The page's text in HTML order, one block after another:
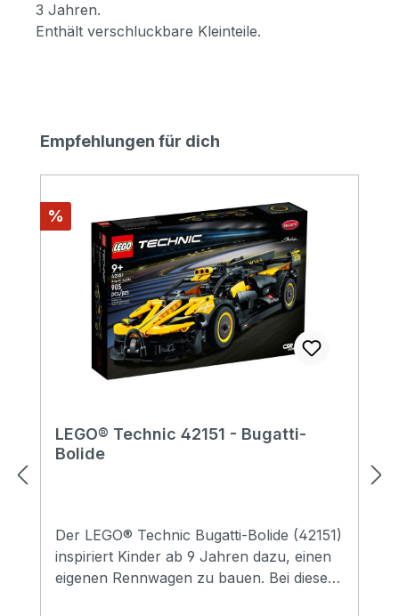
3 Jahren.
Enthält verschluckbare Kleinteile.
Produktgalerie überspringen
Empfehlungen für dich
Rabatt
%
LEGO® Technic 42151 - Bugatti-
Bolide
Der LEGO® Technic Bugatti-Bolide (42151)
inspiriert Kinder ab 9 Jahren dazu, einen
eigenen Rennwagen zu bauen. Bei diesem